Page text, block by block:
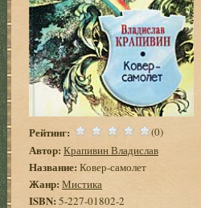
Рейтинг: (0)
Автор: Крапивин Владислав
Название: Ковер-самолет
Жанр: Мистика
ISBN: 5-227-01802-2